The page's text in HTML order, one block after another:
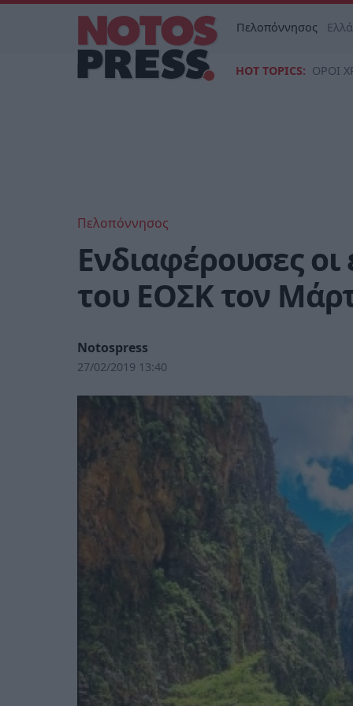
Πελοπόννησος
HOT TOPICS: ΟΡΟΙ
Πελοπόννησος
Eνδιαφέρουσες οι
του ΕΟΣΚ τον
Notospress
27/02/2019 13:40